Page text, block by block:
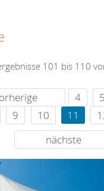
101 bis 110
4 5
9 10 11
nächste